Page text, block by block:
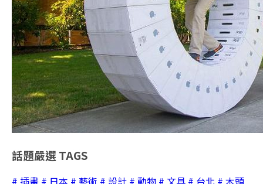
話題嚴選 TAGS
# 插畫 # 日本 # 藝術 # 設計 # 動物 # 文具 # 台北 # 木頭